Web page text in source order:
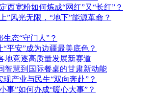
西宽粉如何炼成“网红”又“长红”？
”风光无限，“地下”能源革命？
态“守门人”？
平安”成为边疆最美底色？
地竞逐高质量发展新赛道
智慧到国际餐桌的甘肃新动能
产业与民生“双向奔赴”？
事”如何办成“暖心大事”？